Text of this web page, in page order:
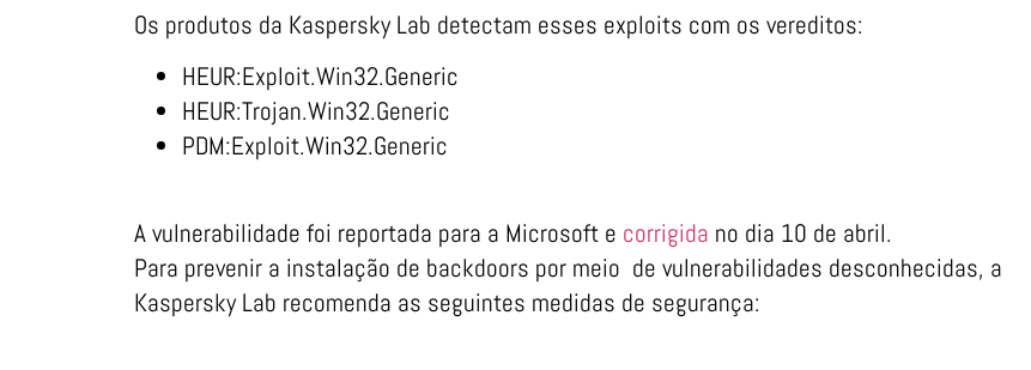
Os produtos da Kaspersky Lab detectam esses exploits com os vereditos:
HEUR:Exploit.Win32.Generic
HEUR:Trojan.Win32.Generic
PDM:Exploit.Win32.Generic
A vulnerabilidade foi reportada para a Microsoft e corrigida no dia 10 de abril.
Para prevenir a instalação de backdoors por meio de vulnerabilidades desconhecidas, a
Kaspersky Lab recomenda as seguintes medidas de segurança: